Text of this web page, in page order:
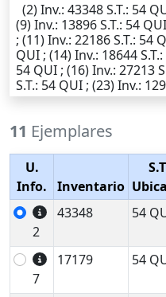
(2)Inv.: 43348S.T.: 54
(9)Inv.: 13896S.T.: 54
; (11)Inv.: 22186S.T.: 54
QUI ; (14)Inv.: 18644S.T.
54 QUI ; (16)Inv.: 27213
S.T.: 54 QUI ; (23)Inv.:
11 Ejemplares
U.
Info.
Inventario
2
43348 54
7
17179 54